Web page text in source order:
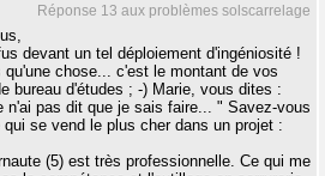
Réponse 13 aux problèmes solscarrelage
devant un tel déploiement d'ingéniosité !
qu'une chose... c'est le montant de vos
bureau d'études ; -) Marie, vous dites :
n'ai pas dit que je sais faire... " Savez-vous
se vend le plus cher dans un projet :
(5) est très professionnelle. Ce qui me